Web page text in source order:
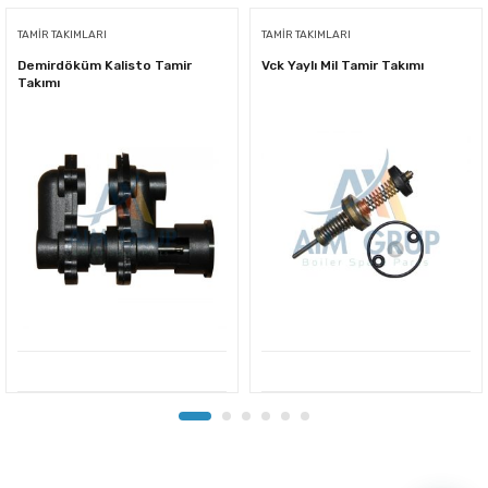
TAMIR TAKIMLARI
Demirdöküm Kalisto Tamir
Takımı
TAMIR TAKIMLARI
Vck Yaylı Mil Tamir Takımı